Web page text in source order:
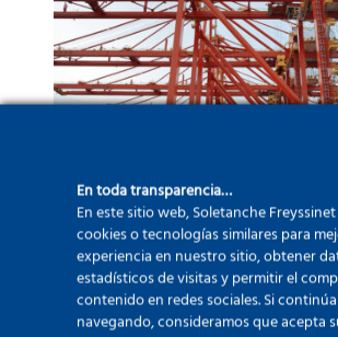
En toda transparencia…
En este sitio web, Soletanche
cookies o tecnologías similares para
experiencia en nuestro sitio, obtener
estadísticos de visitas y permitir el
contenido en redes sociales. Si continúa
navegando, consideramos que acepta